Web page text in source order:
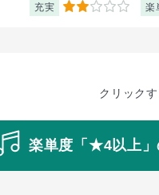
充実 2 楽
クリック
楽単度「★4以上」